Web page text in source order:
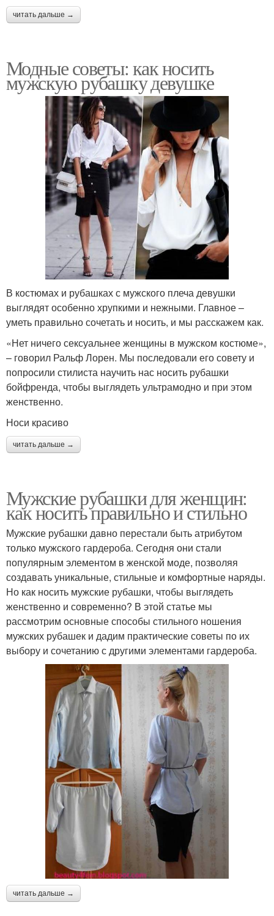
читать дальше →
Модные советы: как носить
мужскую рубашку девушке
В костюмах и рубашках с мужского плеча девушки
выглядят особенно хрупкими и нежными. Главное –
уметь правильно сочетать и носить, и мы расскажем как.
«Нет ничего сексуальнее женщины в мужском костюме»,
– говорил Ральф Лорен. Мы последовали его совету и
попросили стилиста научить нас носить рубашки
бойфренда, чтобы выглядеть ультрамодно и при этом
женственно.
Носи красиво
читать дальше →
Мужские рубашки для женщин:
как носить правильно и стильно
Мужские рубашки давно перестали быть атрибутом
только мужского гардероба. Сегодня они стали
популярным элементом в женской моде, позволяя
создавать уникальные, стильные и комфортные наряды.
Но как носить мужские рубашки, чтобы выглядеть
женственно и современно? В этой статье мы
рассмотрим основные способы стильного ношения
мужских рубашек и дадим практические советы по их
выбору и сочетанию с другими элементами гардероба.
читать дальше →